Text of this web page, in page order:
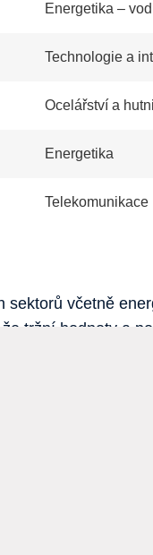
Energetika –
Technologie a
Ocelářství a
Energetika
Telekomunikace
sektorů včetně
tržní hodnoty a